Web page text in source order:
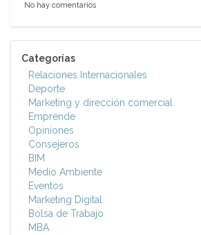
No hay comentarios
Categorías
Relaciones Internacionales
Deporte
Marketing y dirección comercial
Emprende
Opiniones
Consejeros
BIM
Medio Ambiente
Eventos
Marketing Digital
Bolsa de Trabajo
MBA